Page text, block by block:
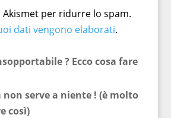
Akismet per ridurre lo spam.
dati vengono elaborati.
? Ecco cosa fare
non serve a niente ! (è molto
così)